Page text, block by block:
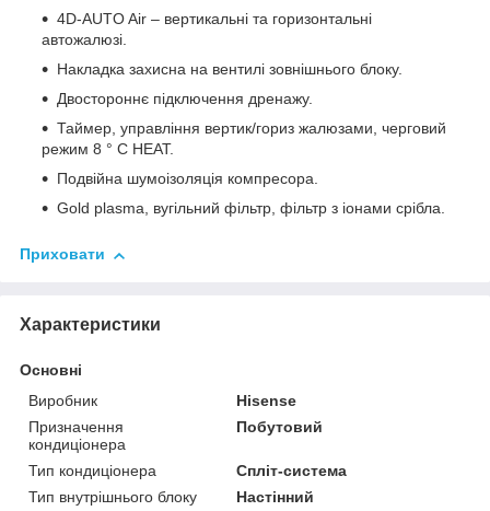
4D-AUTO Air – вертикальні та горизонтальні
автожалюзі.
Накладка захисна на вентилі зовнішнього блоку.
Двостороннє підключення дренажу.
Таймер, управління вертик/гориз жалюзами, черговий
режим 8 ° C HEAT.
Подвійна шумоізоляція компресора.
Gold plasma, вугільний фільтр, фільтр з іонами срібла.
Приховати
Характеристики
Основні
Виробник
Hisense
Призначення
кондиціонера
Побутовий
Тип кондиціонера
Спліт-система
Тип внутрішнього блоку
Настінний